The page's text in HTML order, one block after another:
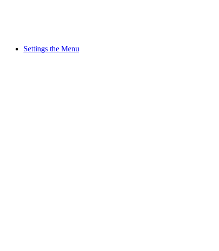
Settings the Menu